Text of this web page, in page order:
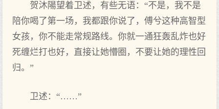
贺沐陽望着卫述，有些无语：“不是，我不是
陪你喝了第一场，我都跟你说了，傅兮这种高智型
女孩，你不能走常规路线。你就一通狂轰乱炸也好
死缠烂打也好，直接让她懵圈，不要让她的理性回
归。”
卫述：“……”